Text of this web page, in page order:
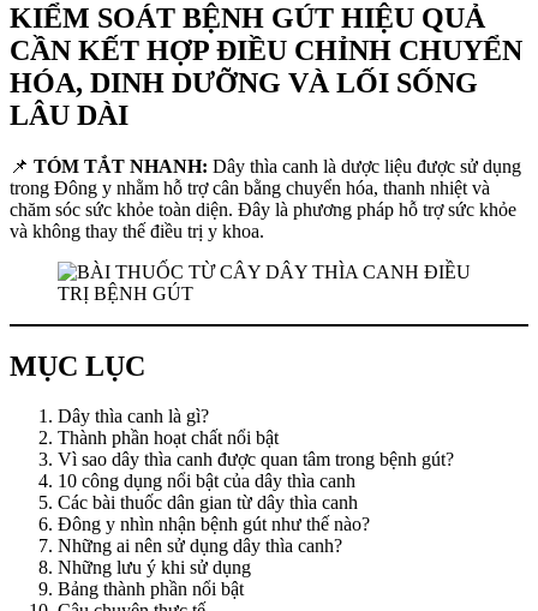
KIỂM SOÁT BỆNH GÚT HIỆU QUẢ
CẦN KẾT HỢP ĐIỀU CHỈNH CHUYỂN
HÓA, DINH DƯỠNG VÀ LỐI SỐNG
LÂU DÀI
📌 TÓM TẮT NHANH: Dây thìa canh là dược liệu được sử dụng
trong Đông y nhằm hỗ trợ cân bằng chuyển hóa, thanh nhiệt và
chăm sóc sức khỏe toàn diện. Đây là phương pháp hỗ trợ sức khỏe
và không thay thế điều trị y khoa.
MỤC LỤC
Dây thìa canh là gì?
Thành phần hoạt chất nổi bật
Vì sao dây thìa canh được quan tâm trong bệnh gút?
10 công dụng nổi bật của dây thìa canh
Các bài thuốc dân gian từ dây thìa canh
Đông y nhìn nhận bệnh gút như thế nào?
Những ai nên sử dụng dây thìa canh?
Những lưu ý khi sử dụng
Bảng thành phần nổi bật